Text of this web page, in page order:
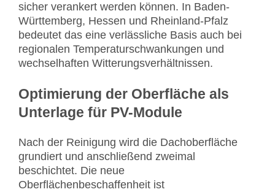
sicher verankert werden können. In Baden-
Württemberg, Hessen und Rheinland-Pfalz
bedeutet das eine verlässliche Basis auch bei
regionalen Temperaturschwankungen und
wechselhaften Witterungsverhältnissen.
Optimierung der Oberfläche als
Unterlage für PV-Module
Nach der Reinigung wird die Dachoberfläche
grundiert und anschließend zweimal
beschichtet. Die neue
Oberflächenbeschaffenheit ist